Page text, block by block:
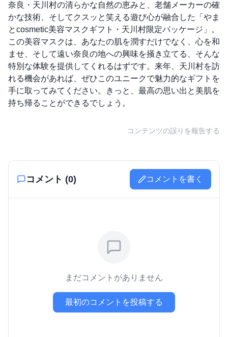
奈良・天川村の清らかな自然の恵みと、老舗メーカーの確
かな技術、そしてクスッと笑える遊び心が融合した「やま
とcosmetic美容マスクギフト・天川村限定パッケージ」。
この美容マスクは、あなたの肌を潤すだけでなく、心を和
ませ、そして遠い奈良の地への興味を掻き立てる、そんな
特別な体験を提供してくれるはずです。来年、天川村を訪
れる機会があれば、ぜひこのユニークで魅力的なギフトを
手に取ってみてください。きっと、最高の思い出と美肌を
持ち帰ることができるでしょう。
コンテンツの誤りを報告する
コメント (0) コメントを書く
まだコメントがありません
最初のコメントを投稿する